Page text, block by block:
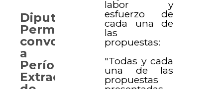
labor y
esfuerzo de
cada una de
las
propuestas:
"Todas y cada
una de las
propuestas
Diputación
Permanente
convoca
a
Período
Extraordinario